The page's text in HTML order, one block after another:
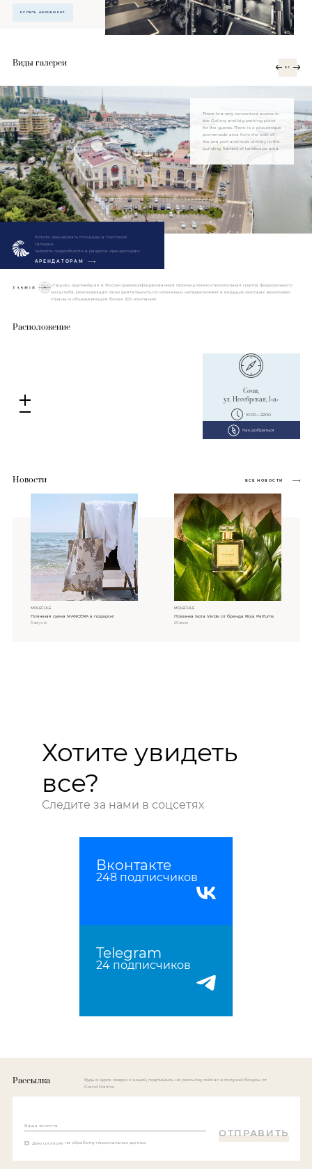
КУПИТЬ АБОНЕМЕНТ
Виды галереи 01
There is a very convenient access to
the Gallery and big parking place
for the guests. There is a picturesque
promenade area from the side of
the sea port and rests directly in the
building, framed of landscape area.
Хотите арендовать площади в торговой
галерее.
Читайте подробности в разделе Арендаторам
АРЕНДАТОРАМ
«Ташир» крупнейшая в России диверсифицированная промышленно-строительная группа федерального
масштаба, реализующая свою деятельность по ключевым направлениям в ведущих секторах экономики
страны и объединяющая более 200 компаний.
Расположение
Сочи,
ул. Несебрская, 1«а»
10:00—22:00
Как добраться
Новости ВСЕ НОВОСТИ
MOLECULE
Пляжная сумка MANCERA в подарок!
3 августа
MOLECULE
Новинка Isola Verde от бренда Roja Parfums
20 июля
Хотите увидеть
все?
Следите за нами в соцсетях
Вконтакте
248 подписчиков
Telegram
24 подписчиков
Рассылка
Будь в курсе скидок и акций, подпишись на рассылку сейчас и получай бонусы от
Grand Marina
Ваша эл.почта
ОТПРАВИТЬ
Даю согласие на обработку персональных данных